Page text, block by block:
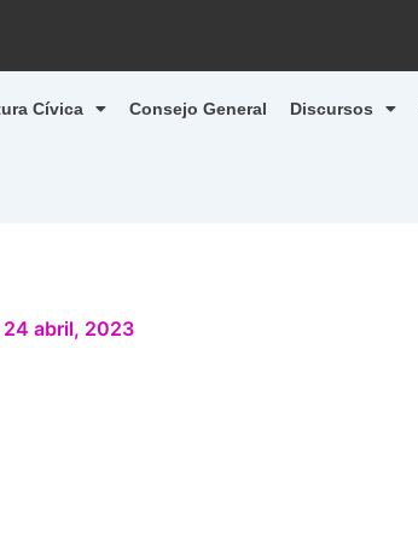
Cívica Consejo General Discursos
24 abril, 2023